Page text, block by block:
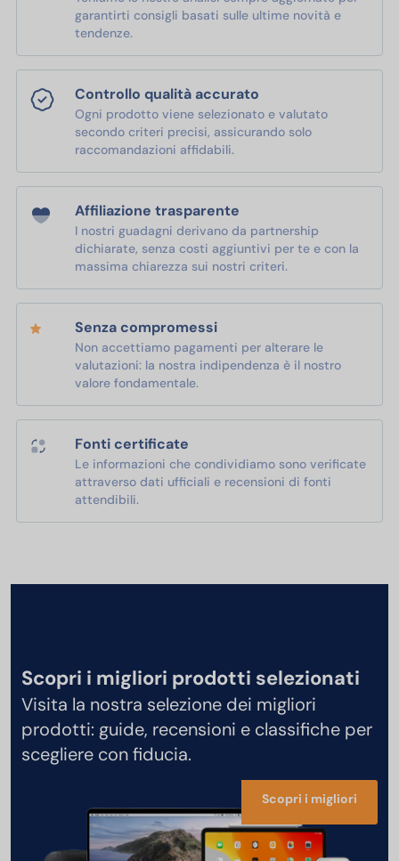
garantirti consigli basati sulle ultime novità e
tendenze.
Controllo qualità accurato
Ogni prodotto viene selezionato e valutato
secondo criteri precisi, assicurando solo
raccomandazioni affidabili.
Affiliazione trasparente
I nostri guadagni derivano da partnership
dichiarate, senza costi aggiuntivi per te e con la
massima chiarezza sui nostri criteri.
Senza compromessi
Non accettiamo pagamenti per alterare le
valutazioni: la nostra indipendenza è il nostro
valore fondamentale.
Fonti certificate
Le informazioni che condividiamo sono verificate
attraverso dati ufficiali e recensioni di fonti
attendibili.
Scopri i migliori prodotti selezionati
Visita la nostra selezione dei migliori
prodotti: guide, recensioni e classifiche per
scegliere con fiducia.
Scopri i migliori